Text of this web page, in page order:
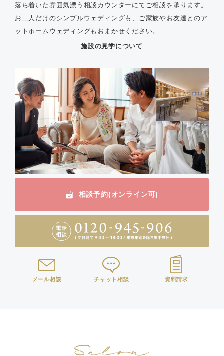
落ち着いた雰囲気漂う相談カウンターにてご相談を承ります。
お二人だけのシンプルウェディングも、ご家族やお友達とのア
ットホームウェディングもおまかせください。
施設の見学について
相談予約(オンライン可)
メール相談 チャット相談 資料請求